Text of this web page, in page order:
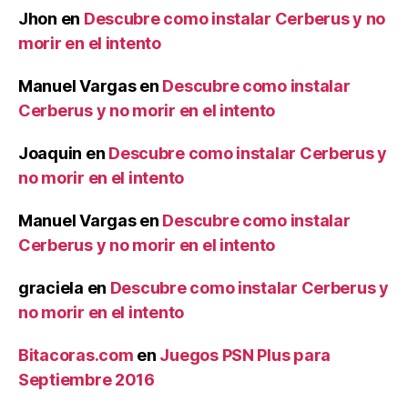
Jhon en Descubre como instalar Cerberus y no
morir en el intento
Manuel Vargasen Descubre como instalar
Cerberus y no morir en el intento
Joaquin en Descubre como instalar Cerberus y
no morir en el intento
Manuel Vargasen Descubre como instalar
Cerberus y no morir en el intento
graciela en Descubre como instalar Cerberus y
no morir en el intento
Bitacoras.com en Juegos PSN Plus para
Septiembre 2016